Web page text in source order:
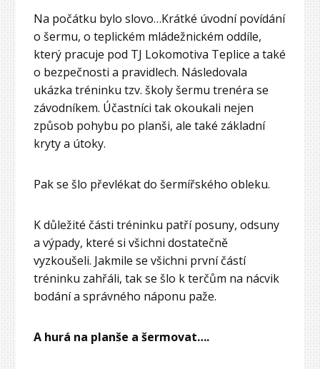
Na počátku bylo slovo…Krátké úvodní povídání
o šermu, o teplickém mládežnickém oddíle,
který pracuje pod TJ Lokomotiva Teplice a také
o bezpečnosti a pravidlech. Následovala
ukázka tréninku tzv. školy šermu trenéra se
závodníkem. Účastníci tak okoukali nejen
způsob pohybu po planši, ale také základní
kryty a útoky.
Pak se šlo převlékat do šermířského obleku.
K důležité části tréninku patří posuny, odsuny
a výpady, které si všichni dostatečně
vyzkoušeli. Jakmile se všichni první částí
tréninku zahřáli, tak se šlo k terčům na nácvik
bodání a správného náponu paže.
A hurá na planše a šermovat….